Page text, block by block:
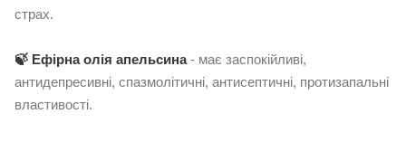
страх.
🍃 Ефірна олія апельсина- має заспокійливі,
антидепресивні, спазмолітичні, антисептичні, протизапальні
властивості.